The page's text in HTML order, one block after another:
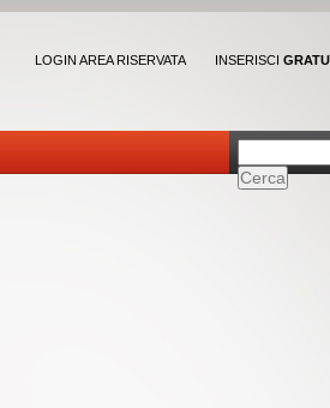
LOGIN AREA RISERVATA INSERISCI